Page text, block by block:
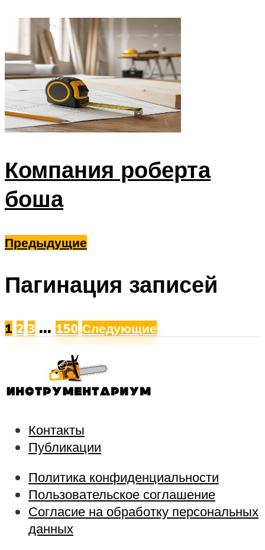
Компания роберта
боша
Предыдущие
Пагинация записей
1 2 3 … 150 Следующие
Контакты
Публикации
Политика конфиденциальности
Пользовательское соглашение
Согласие на обработку персональных
данных